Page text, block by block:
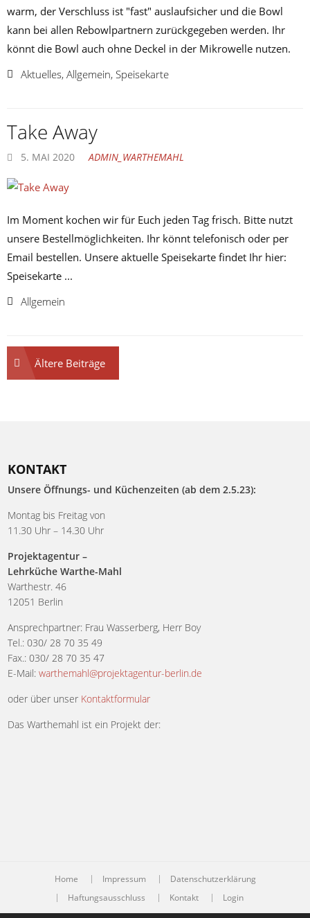
warm, der Verschluss ist "fast" auslaufsicher und die Bowl
kann bei allen Rebowlpartnern zurückgegeben werden. Ihr
könnt die Bowl auch ohne Deckel in der Mikrowelle nutzen.
Aktuelles, Allgemein, Speisekarte
Take Away
5. MAI 2020 ADMIN_WARTHEMAHL
Im Moment kochen wir für Euch jeden Tag frisch. Bitte nutzt
unsere Bestellmöglichkeiten. Ihr könnt telefonisch oder per
Email bestellen. Unsere aktuelle Speisekarte findet Ihr hier:
Speisekarte ...
Allgemein
Ältere Beiträge
KONTAKT
Unsere Öffnungs- und Küchenzeiten (ab dem 2.5.23):
Montag bis Freitag von
11.30 Uhr – 14.30 Uhr
Projektagentur –
Lehrküche Warthe-Mahl
Warthestr. 46
12051 Berlin
Ansprechpartner: Frau Wasserberg, Herr Boy
Tel.: 030/ 28 70 35 49
Fax.: 030/ 28 70 35 47
E-Mail:warthemahl@projektagentur-berlin.de
oder über unser Kontaktformular
Das Warthemahl ist ein Projekt der:
Home Impressum
Datenschutzerklärung
Haftungsausschluss
Kontakt Login